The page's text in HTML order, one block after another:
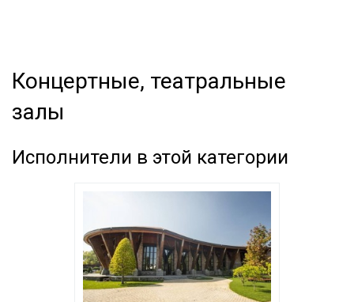
Концертные, театральные
залы
Исполнители в этой категории